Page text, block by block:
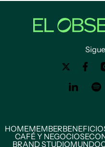
HOMEMEMBER
CAFÉ Y NEGOCIOS
BRAND STUDIOMUNDO